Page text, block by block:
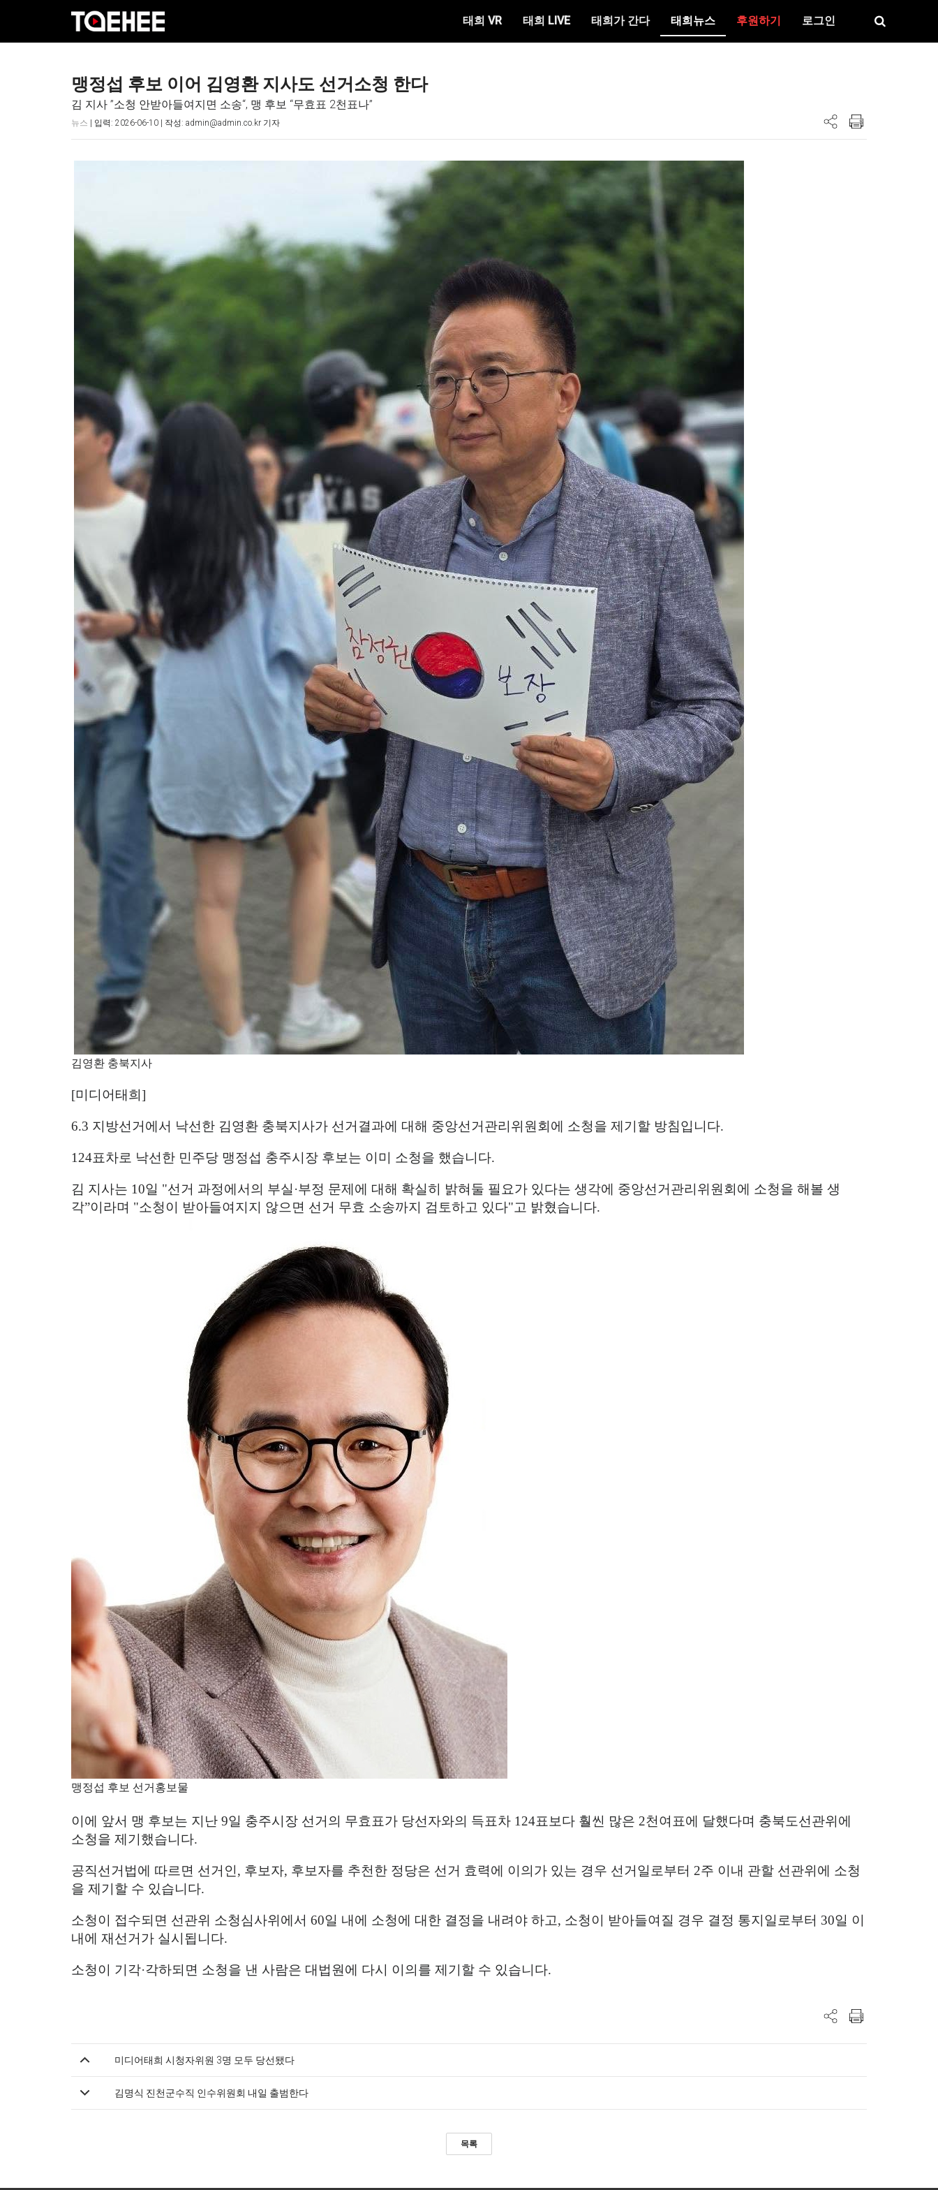
태희 VR 태희 LIVE 태희가 간다 태희뉴스 후원하기 로그인
맹정섭 후보 이어 김영환 지사도 선거소청 한다
김 지사 ”소청 안받아들여지면 소송“, 맹 후보 “무효표 2천표나”
뉴스 | 입력: 2026-06-10 | 작성: admin@admin.co.kr 기자
김영환 충북지사
[미디어태희 ]
6.3 지방선거에서 낙선한 김영환 충북지사가 선거결과에 대해 중앙선거관리위원회에 소청을 제기할 방침입니다.
124표차로 낙선한 민주당 맹정섭 충주시장 후보는 이미 소청을 했습니다.
김 지사는 10일 "선거 과정에서의 부실 ·부정 문제에 대해 확실히 밝혀둘 필요가 있다는 생각에 중앙선거관리위원회에 소청을 해볼 생
각”이라며 "소청이 받아들여지지 않으면 선거 무효 소송까지 검토하고 있다"고 밝혔습니다.
맹정섭 후보 선거홍보물
이에 앞서 맹 후보는 지난 9일 충주시장 선거의 무효표가 당선자와의 득표차 124표보다 훨씬 많은 2천여표에 달했다며 충북도선관위에
소청을 제기했습니다.
공직선거법에 따르면 선거인, 후보자, 후보자를 추천한 정당은 선거 효력에 이의가 있는 경우 선거일로부터 2주 이내 관할 선관위에 소청
을 제기할 수 있습니다.
소청이 접수되면 선관위 소청심사위에서 60일 내에 소청에 대한 결정을 내려야 하고, 소청이 받아들여질 경우 결정 통지일로부터 30일 이
내에 재선거가 실시됩니다.
소청이 기각·각하되면 소청을 낸 사람은 대법원에 다시 이의를 제기할 수 있습니다.
미디어태희 시청자위원 3명 모두 당선됐다
김명식 진천군수직 인수위원회 내일 출범한다
목록